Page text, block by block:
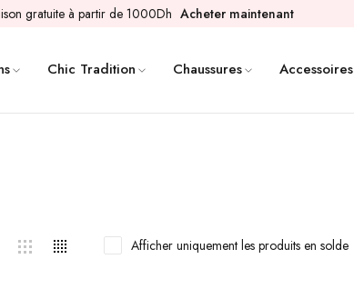
gratuite à partir de 1000Dh Acheter maintenant
Chic Tradition Chaussures Accessoires
Afficher uniquement les produits en solde